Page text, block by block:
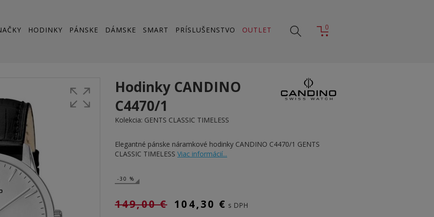
HODINKY PÁNSKE DÁMSKE SMART PRÍSLUŠENSTVO OUTLET 0
Hodinky CANDINO
C4470/1
Kolekcia: GENTS CLASSIC TIMELESS
Elegantné pánske náramkové hodinky CANDINO C4470/1 GENTS
CLASSIC TIMELESS Viac informácií...
-30 %
149,00 € 104,30 € s DPH